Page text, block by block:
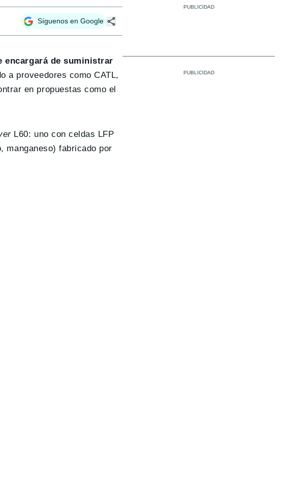
Síguenos en Google
encargará de suministrar
a proveedores como CATL,
en propuestas como el
L60: uno con celdas LFP
manganeso) fabricado por